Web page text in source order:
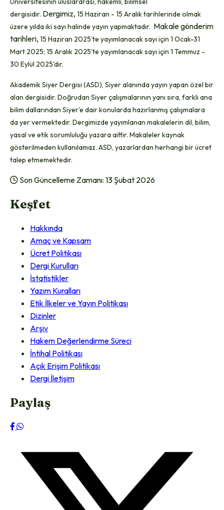
dergisidir. Dergimiz, 15 Haziran - 15 Aralık tarihlerinde olmak
üzere yılda iki sayı halinde yayın yapmaktadır. Makale gönderim
tarihleri, 15 Haziran 2025'te yayımlanacak sayı için 1 Ocak-31
Mart 2025; 15 Aralık 2025'te yayımlanacak sayı için 1 Temmuz -
30 Eylül 2025'dir.
Akademik Siyer Dergisi (ASD), Siyer alanında yayın yapan özel bir
alan dergisidir. Doğrudan Siyer çalışmalarının yanı sıra, farklı ana
bilim dallarından Siyer'e dair konularda hazırlanmış çalışmalara
da yer vermektedir. Dergimizde yayımlanan makalelerin dil, bilim,
yasal ve etik sorumluluğu yazara aittir. Makaleler kaynak
gösterilmeden kullanılamaz. ASD, yazarlardan herhangi bir ücret
talep etmemektedir.
Son Güncelleme Zamanı: 13 Şubat 2026
Keşfet
Hakkında
Amaç ve Kapsam
Ücret Politikası
Dergi Kurulları
İstatistikler
Yazım Kuralları
Etik İlkeler ve Yayın Politikası
Dizinler
Arşiv
Hakem Değerlendirme Süreci
İntihal Politikası
Açık Erişim Politikası
Dergi İletişim
Paylaş